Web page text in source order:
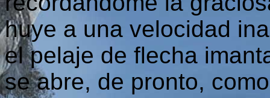
huye a una velocidad
el pelaje de flecha
se abre, de pronto,